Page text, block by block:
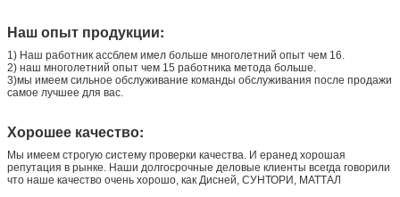
Наш опыт продукции:
1) Наш работник ассблем имел больше многолетний опыт чем 16.
2) наш многолетний опыт чем 15 работника метода больше.
3)мы имеем сильное обслуживание команды обслуживания после продажи
самое лучшее для вас.
Хорошее качество:
Мы имеем строгую систему проверки качества. И еранед хорошая
репутация в рынке. Наши долгосрочные деловые клиенты всегда говорили
что наше качество очень хорошо, как Дисней, СУНТОРИ, МАТТАЛ